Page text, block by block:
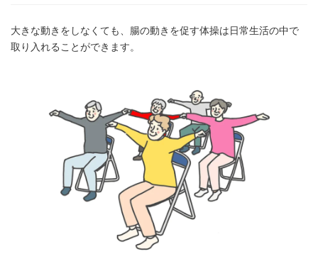
大きな動きをしなくても、腸の動きを促す体操は日常生活の中で
取り入れることができます。